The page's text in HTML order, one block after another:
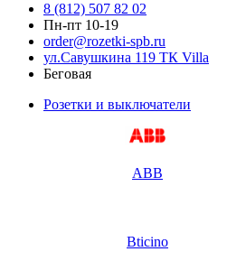
8 (812) 507 82 02
Пн-пт 10-19
order@rozetki-spb.ru
ул.Савушкина 119 ТК Villa
Беговая
Розетки и выключатели
ABB
Bticino